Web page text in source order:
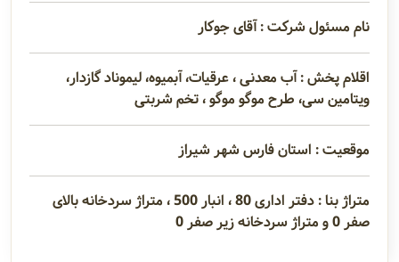
مدیران و
مسئولین
گالری
سابقه
شرکت
نام مسئول شرکت : آقای جوکار
اقلام پخش : آب معدنی ، عرقیات، آبمیوه، لیموناد گازدار،
ویتامین سی، طرح موگو موگو ، تخم شربتی
موقعیت : استان فارس شهر شیراز
متراژ بنا : دفتر اداری 80 ، انبار 500 ، متراژ سردخانه بالای
صفر 0 و متراژ سردخانه زیر صفر 0